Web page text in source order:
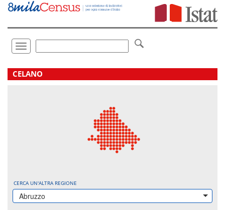
Vai
direttamente
Toggle
navigation
.
CELANO
CERCA UN'ALTRA REGIONE
Abruzzo